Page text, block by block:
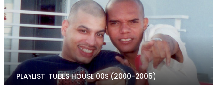
PLAYLIST: TUBES HOUSE 00S (2000-2005)